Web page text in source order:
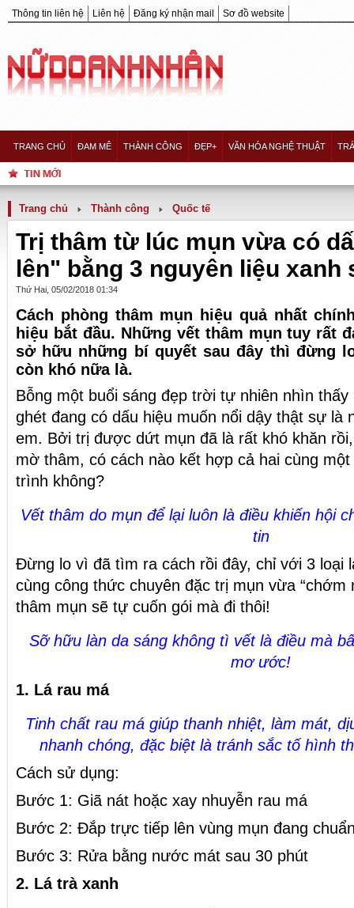
Thông tin liên hệ Liên hệ Đăng ký nhận mail Sơ đồ website
TRANG CHỦ ĐAM MÊ THÀNH CÔNG ĐẸP+ VĂN HÓA NGHỆ THUẬT
Trang chủ Thành công Quốc tế
Trị thâm từ lúc mụn vừa có
lên" bằng 3 nguyên liệu xanh
Thứ Hai, 05/02/2018 01:34
Cách phòng thâm mụn hiệu quả nhất
hiệu bắt đầu. Những vết thâm mụn tuy rất
sở hữu những bí quyết sau đây thì đừng
còn khó nữa là.
Bỗng một buổi sáng đẹp trời tự nhiên nhìn
ghét đang có dấu hiệu muốn nổi dậy thật sự là
em. Bởi trị được dứt mụn đã là rất khó khăn
mờ thâm, có cách nào kết hợp cả hai cùng
trình không?
Vết thâm do mụn để lại luôn là điều khiến hội
tin
Đừng lo vì đã tìm ra cách rồi đây, chỉ với 3 loại
cùng công thức chuyên đặc trị mụn vừa “chớm
thâm mụn sẽ tự cuốn gói mà đi thôi!
Sỡ hữu làn da sáng không tì vết là điều mà
mơ ước!
1. Lá rau má
Tinh chất rau má giúp thanh nhiệt, làm mát,
nhanh chóng, đặc biệt là tránh sắc tố hình
Cách sử dụng:
Bước 1: Giã nát hoặc xay nhuyễn rau má
Bước 2: Đắp trực tiếp lên vùng mụn đang
Bước 3: Rửa bằng nước mát sau 30 phút
2. Lá trà xanh